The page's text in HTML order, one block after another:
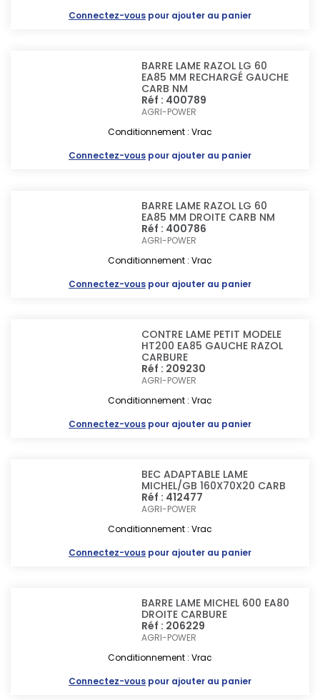
Connectez-vous pour ajouter au panier
BARRE LAME RAZOL LG 60
EA85 MM RECHARGÉ GAUCHE
CARB NM
Réf : 400789
AGRI-POWER
Conditionnement : Vrac
Connectez-vous pour ajouter au panier
BARRE LAME RAZOL LG 60
EA85 MM DROITE CARB NM
Réf : 400786
AGRI-POWER
Conditionnement : Vrac
Connectez-vous pour ajouter au panier
CONTRE LAME PETIT MODELE
HT200 EA85 GAUCHE RAZOL
CARBURE
Réf : 209230
AGRI-POWER
Conditionnement : Vrac
Connectez-vous pour ajouter au panier
BEC ADAPTABLE LAME
MICHEL/GB 160X70X20 CARB
Réf : 412477
AGRI-POWER
Conditionnement : Vrac
Connectez-vous pour ajouter au panier
BARRE LAME MICHEL 600 EA80
DROITE CARBURE
Réf : 206229
AGRI-POWER
Conditionnement : Vrac
Connectez-vous pour ajouter au panier